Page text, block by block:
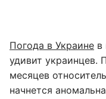
Погода в Украине в
удивит украинцев.
месяцев
начнется